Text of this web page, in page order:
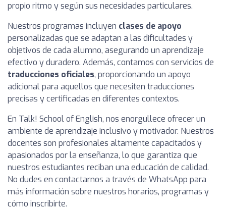
propio ritmo y según sus necesidades particulares.
Nuestros programas incluyen clases de apoyo
personalizadas que se adaptan a las dificultades y
objetivos de cada alumno, asegurando un aprendizaje
efectivo y duradero. Además, contamos con servicios de
traducciones oficiales, proporcionando un apoyo
adicional para aquellos que necesiten traducciones
precisas y certificadas en diferentes contextos.
En Talk! School of English, nos enorgullece ofrecer un
ambiente de aprendizaje inclusivo y motivador. Nuestros
docentes son profesionales altamente capacitados y
apasionados por la enseñanza, lo que garantiza que
nuestros estudiantes reciban una educación de calidad.
No dudes en contactarnos a través de WhatsApp para
más información sobre nuestros horarios, programas y
cómo inscribirte.